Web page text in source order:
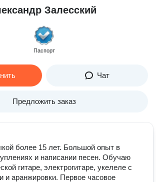
Залесский
Паспорт
Чат
Предложить заказ
более 15 лет. Большой опыт в
и написании песен. Обучаю
гитаре, электрогитаре, укелеле с
и аранжировки. Первое часовое